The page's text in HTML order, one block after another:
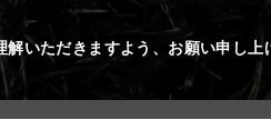
いただきますよう、お願い申し上